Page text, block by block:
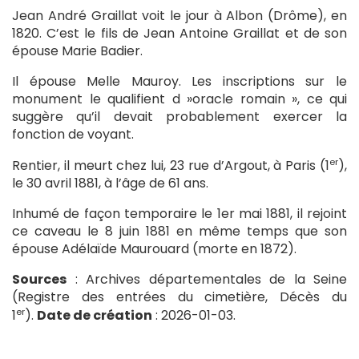
Jean André Graillat voit le jour à Albon (Drôme), en
1820. C’est le fils de Jean Antoine Graillat et de son
épouse Marie Badier.
Il épouse Melle Mauroy. Les inscriptions sur le
monument le qualifient d »oracle romain », ce qui
suggère qu’il devait probablement exercer la
fonction de voyant.
Rentier, il meurt chez lui, 23 rue d’Argout, à Paris (1er),
le 30 avril 1881, à l’âge de 61 ans.
Inhumé de façon temporaire le 1er mai 1881, il rejoint
ce caveau le 8 juin 1881 en même temps que son
épouse Adélaïde Maurouard (morte en 1872).
Sources : Archives départementales de la Seine
(Registre des entrées du cimetière, Décès du
1er). Date de création : 2026-01-03.